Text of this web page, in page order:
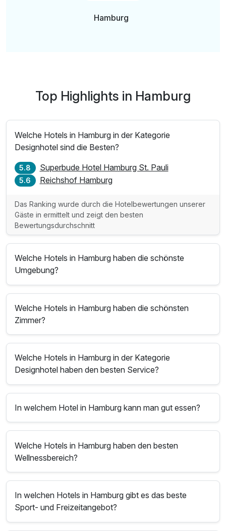
Hamburg
Top Highlights in Hamburg
Welche Hotels in Hamburg in der Kategorie
Designhotel sind die Besten?
5.8 Superbude Hotel Hamburg St. Pauli
5.6 Reichshof Hamburg
Das Ranking wurde durch die Hotelbewertungen unserer
Gäste in ermittelt und zeigt den besten
Bewertungsdurchschnitt
Welche Hotels in Hamburg haben die schönste
Umgebung?
Welche Hotels in Hamburg haben die schönsten
Zimmer?
Welche Hotels in Hamburg in der Kategorie
Designhotel haben den besten Service?
In welchem Hotel in Hamburg kann man gut essen?
Welche Hotels in Hamburg haben den besten
Wellnessbereich?
In welchen Hotels in Hamburg gibt es das beste
Sport- und Freizeitangebot?